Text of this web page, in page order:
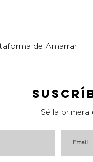
de Amarrar
Sé la primera